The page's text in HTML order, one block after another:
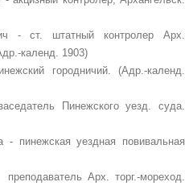
- ст. штатный контролер Арх.
календ. 1903)
городничий. (Адр.-календ.
Пинежского уезд. суда.
пинежская уездная повивальная
Арх. торг.-мореход.